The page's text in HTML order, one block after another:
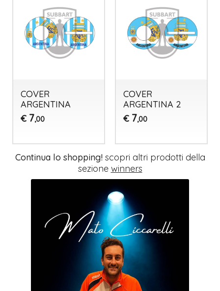
COVER
ARGENTINA
€ 7,00
COVER
ARGENTINA 2
€ 7,00
Continua lo shopping!scopri altri prodotti della
sezione winners